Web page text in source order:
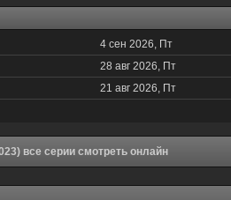
4 сен 2026, Пт
28 авг 2026, Пт
21 авг 2026, Пт
все серии смотреть онлайн